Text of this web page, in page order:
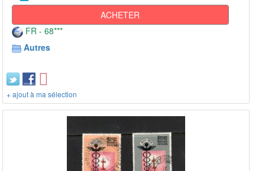
ACHETER
FR - 68***
Autres
+ ajout à ma sélection